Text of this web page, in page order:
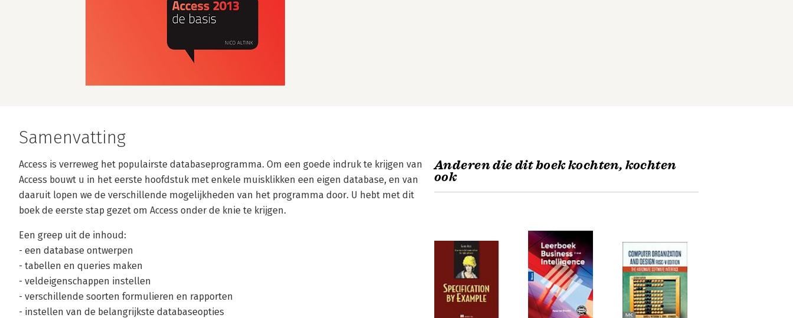
Samenvatting
Access is verreweg het populairste databaseprogramma. Om een goede indruk te krijgen van
Access bouwt u in het eerste hoofdstuk met enkele muisklikken een eigen database, en van
daaruit lopen we de verschillende mogelijkheden van het programma door. U hebt met dit
boek de eerste stap gezet om Access onder de knie te krijgen.
Een greep uit de inhoud:
- een database ontwerpen
- tabellen en queries maken
- veldeigenschappen instellen
- verschillende soorten formulieren en rapporten
- instellen van de belangrijkste databaseopties
Anderen die dit boek kochten, kochten
ook